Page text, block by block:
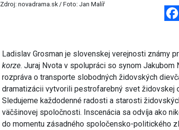
Zdroj: novadrama.sk / Foto: Jan Malíř
Ladislav Grosman je slovenskej verejnosti známy
korze. Juraj Nvota v spolupráci so synom
rozpráva o transporte slobodných židovských
dramatizácii vytvorili pestrofarebný svet židovskej
Sledujeme každodenné radosti a starosti
väčšinovej spoločnosti. Inscenácia sa odvíja ako
do momentu zásadného spoločensko-politického